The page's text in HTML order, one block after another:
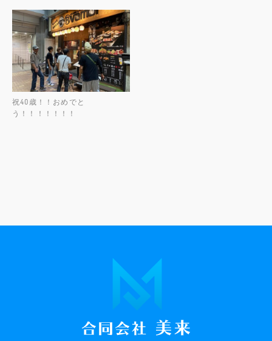
祝40歳！！おめでと
う！！！！！！！